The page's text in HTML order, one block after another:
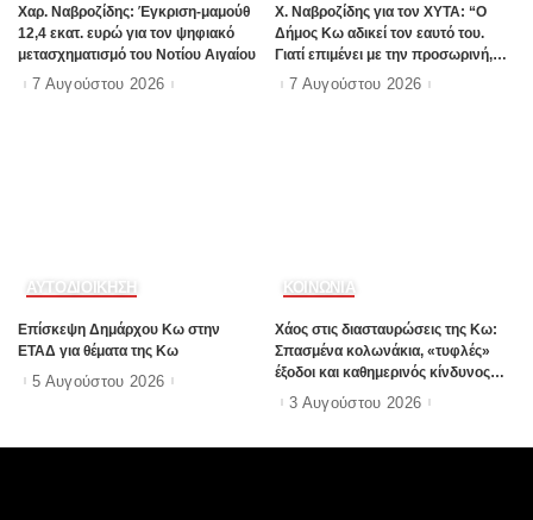
Χαρ. Ναβροζίδης: Έγκριση-μαμούθ
12,4 εκατ. ευρώ για τον ψηφιακό
μετασχηματισμό του Νοτίου Αιγαίου
7 Αυγούστου 2026
Χ. Ναβροζίδης για τον ΧΥΤΑ: “Ο
Δήμος Κω αδικεί τον εαυτό του.
Γιατί επιμένει με την προσωρινή,
ενώ η οριστική λύση έχει ήδη
δρομολογηθεί;”
7 Αυγούστου 2026
ΑΥΤΟΔΙΟΙΚΗΣΗ
Επίσκεψη Δημάρχου Κω στην
ΕΤΑΔ για θέματα της Κω
5 Αυγούστου 2026
ΚΟΙΝΩΝΙΑ
Χάος στις διασταυρώσεις της Κω:
Σπασμένα κολωνάκια, «τυφλές»
έξοδοι και καθημερινός κίνδυνος
(Φωτορεπορτάζ Ε97)
3 Αυγούστου 2026